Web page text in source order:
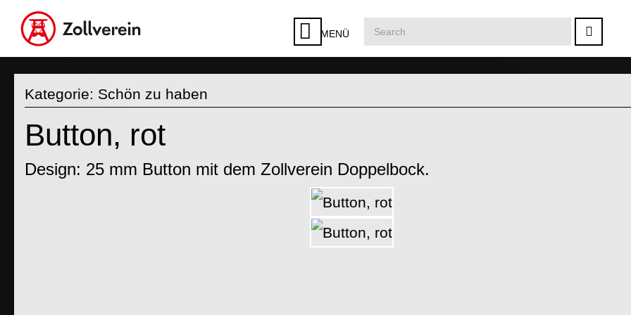
MENÜ
Kategorie: Schön zu haben
Button, rot
Design: 25 mm Button mit dem Zollverein Doppelbock.